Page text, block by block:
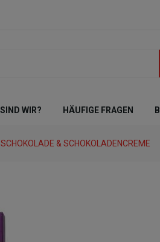
WIR? HÄUFIGE FRAGEN
SCHOKOLADE & SCHOKOLADENCREME